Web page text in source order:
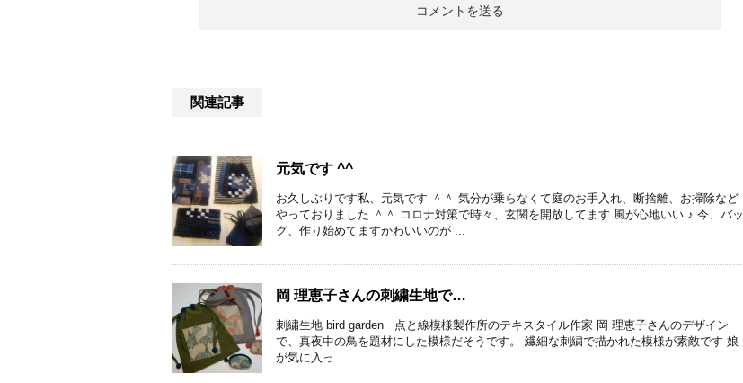
関連記事
元気です ^^
お久しぶりです私、元気です ＾＾ 気分が乗らなくて庭のお手入れ、断捨離、お掃除など
やっておりました ＾＾ コロナ対策で時々、玄関を開放してます 風が心地いい ♪ 今、バッ
グ、作り始めてますかわいいのが ...
岡 理恵子さんの刺繍生地で…
刺繍生地 bird garden 点と線模様製作所のテキスタイル作家 岡 理恵子さんのデザイン
で、真夜中の鳥を題材にした模様だそうです。 繊細な刺繍で描かれた模様が素敵です 娘
が気に入っ ...